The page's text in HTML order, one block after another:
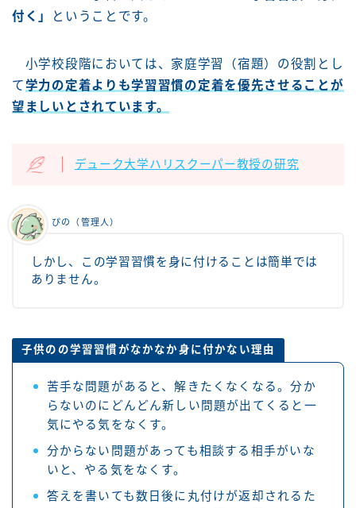
付く」
ということです。
小学校段階においては、家庭学習（宿題）の役割とし
て学力の定着よりも学習習慣の定着を優先させることが
望ましいとされています。
デューク大学ハリスクーパー教授の研究
しかし、この学習習慣を身に付けることは簡単では
ありません。
ぴの（管理人）
子供のの学習習慣がなかなか身に付かない理由
苦手な問題があると、解きたくなくなる。分か
らないのにどんどん新しい問題が出てくると一
気にやる気をなくす。
分からない問題があっても相談する相手がいな
いと、やる気をなくす。
答えを書いても数日後に丸付けが返却されるた